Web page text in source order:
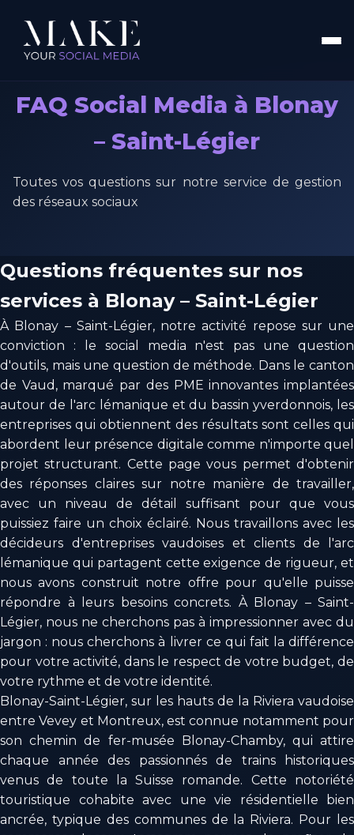
FAQ Social Media à Blonay
– Saint-Légier
Toutes vos questions sur notre service de gestion
des réseaux sociaux
Questions fréquentes sur nos
services à Blonay – Saint-Légier
À Blonay – Saint-Légier, notre activité repose sur une
conviction : le social media n'est pas une question
d'outils, mais une question de méthode. Dans le canton
de Vaud, marqué par des PME innovantes implantées
autour de l'arc lémanique et du bassin yverdonnois, les
entreprises qui obtiennent des résultats sont celles qui
abordent leur présence digitale comme n'importe quel
projet structurant. Cette page vous permet d'obtenir
des réponses claires sur notre manière de travailler,
avec un niveau de détail suffisant pour que vous
puissiez faire un choix éclairé. Nous travaillons avec les
décideurs d'entreprises vaudoises et clients de l'arc
lémanique qui partagent cette exigence de rigueur, et
nous avons construit notre offre pour qu'elle puisse
répondre à leurs besoins concrets. À Blonay – Saint-
Légier, nous ne cherchons pas à impressionner avec du
jargon : nous cherchons à livrer ce qui fait la différence
pour votre activité, dans le respect de votre budget, de
votre rythme et de votre identité.
Blonay-Saint-Légier, sur les hauts de la Riviera vaudoise
entre Vevey et Montreux, est connue notamment pour
son chemin de fer-musée Blonay-Chamby, qui attire
chaque année des passionnés de trains historiques
venus de toute la Suisse romande. Cette notoriété
touristique cohabite avec une vie résidentielle bien
ancrée, typique des communes de la Riviera. Pour les